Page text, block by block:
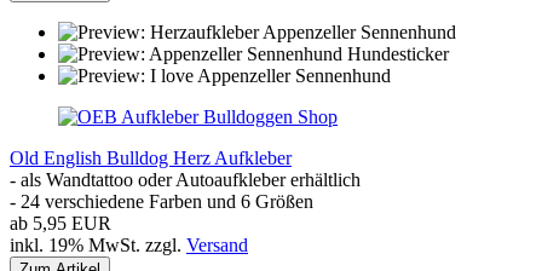
Old English Bulldog Herz Aufkleber
- als Wandtattoo oder Autoaufkleber erhältlich
- 24 verschiedene Farben und 6 Größen
ab 5,95 EUR
inkl. 19% MwSt. zzgl. Versand